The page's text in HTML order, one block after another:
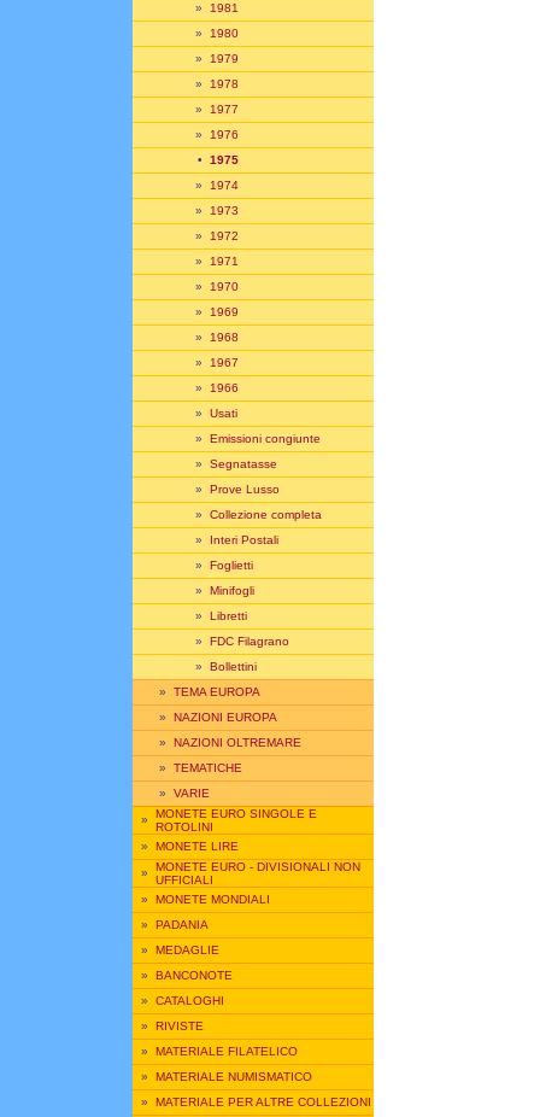
» 1981
» 1980
» 1979
» 1978
» 1977
» 1976
• 1975
» 1974
» 1973
» 1972
» 1971
» 1970
» 1969
» 1968
» 1967
» 1966
» Usati
» Emissioni congiunte
» Segnatasse
» Prove Lusso
» Collezione completa
» Interi Postali
» Foglietti
» Minifogli
» Libretti
» FDC Filagrano
» Bollettini
» TEMA EUROPA
» NAZIONI EUROPA
» NAZIONI OLTREMARE
» TEMATICHE
» VARIE
» MONETE EURO SINGOLE E
ROTOLINI
» MONETE LIRE
» MONETE EURO - DIVISIONALI NON
UFFICIALI
» MONETE MONDIALI
» PADANIA
» MEDAGLIE
» BANCONOTE
» CATALOGHI
» RIVISTE
» MATERIALE FILATELICO
» MATERIALE NUMISMATICO
» MATERIALE PER ALTRE COLLEZIONI